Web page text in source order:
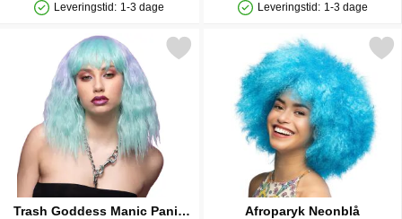
Produkttilgængelighed: På lager
Leveringstid: 1-3 dage
Produkttilgængelighed: På lager
Leveringstid: 1-3 dage
Trash Goddess Manic Panic
trash Goddess Manic Panic Paryk Lavender Mist som favorit
Afroparyk Neonblå
Markér afroparyk